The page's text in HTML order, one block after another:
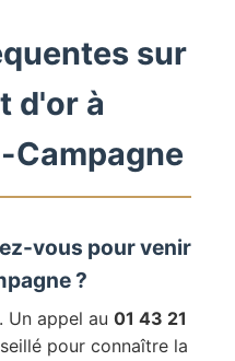
sur
d'or à
Campagne
vous pour venir
?
Un appel au 01 43 21
pour connaître la